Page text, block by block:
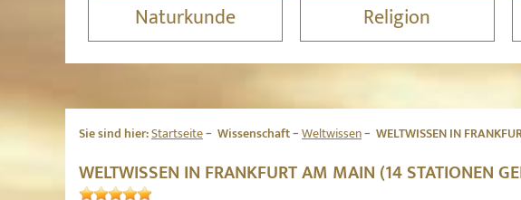
Naturkunde
Religion
Sie sind hier:Startseite Wissenschaft Weltwissen WELTWISSEN IN
WELTWISSEN IN FRANKFURT AM MAIN (14 STATIONEN